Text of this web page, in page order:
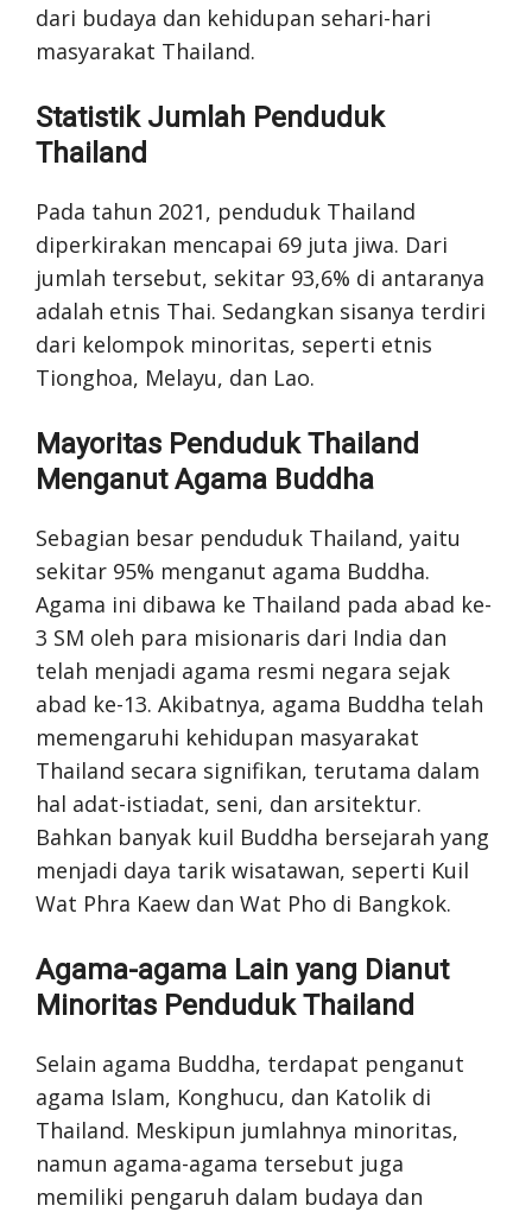
dari budaya dan kehidupan sehari-hari
masyarakat Thailand.
Statistik Jumlah Penduduk
Thailand
Pada tahun 2021, penduduk Thailand
diperkirakan mencapai 69 juta jiwa. Dari
jumlah tersebut, sekitar 93,6% di antaranya
adalah etnis Thai. Sedangkan sisanya terdiri
dari kelompok minoritas, seperti etnis
Tionghoa, Melayu, dan Lao.
Mayoritas Penduduk Thailand
Menganut Agama Buddha
Sebagian besar penduduk Thailand, yaitu
sekitar 95% menganut agama Buddha.
Agama ini dibawa ke Thailand pada abad ke-
3 SM oleh para misionaris dari India dan
telah menjadi agama resmi negara sejak
abad ke-13. Akibatnya, agama Buddha telah
memengaruhi kehidupan masyarakat
Thailand secara signifikan, terutama dalam
hal adat-istiadat, seni, dan arsitektur.
Bahkan banyak kuil Buddha bersejarah yang
menjadi daya tarik wisatawan, seperti Kuil
Wat Phra Kaew dan Wat Pho di Bangkok.
Agama-agama Lain yang Dianut
Minoritas Penduduk Thailand
Selain agama Buddha, terdapat penganut
agama Islam, Konghucu, dan Katolik di
Thailand. Meskipun jumlahnya minoritas,
namun agama-agama tersebut juga
memiliki pengaruh dalam budaya dan